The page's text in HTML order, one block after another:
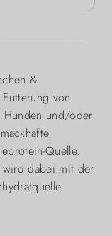
&
von
Hunden und/oder
Quelle.
wird dabei mit der